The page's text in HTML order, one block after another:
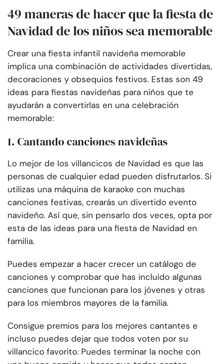
49 maneras de hacer que la fiesta de
Navidad de los niños sea memorable
Crear una fiesta infantil navideña memorable
implica una combinación de actividades divertidas,
decoraciones y obsequios festivos. Estas son 49
ideas para fiestas navideñas para niños que te
ayudarán a convertirlas en una celebración
memorable:
1. Cantando canciones navideñas
Lo mejor de los villancicos de Navidad es que las
personas de cualquier edad pueden disfrutarlos. Si
utilizas una máquina de karaoke con muchas
canciones festivas, crearás un divertido evento
navideño. Así que, sin pensarlo dos veces, opta por
esta de las ideas para una fiesta de Navidad en
familia.
Puedes empezar a hacer crecer un catálogo de
canciones y comprobar que has incluido algunas
canciones que funcionan para los jóvenes y otras
para los miembros mayores de la familia.
Consigue premios para los mejores cantantes e
incluso puedes dejar que todos voten por su
villancico favorito. Puedes terminar la noche con